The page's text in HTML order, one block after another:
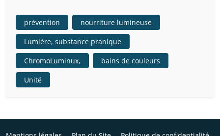
prévention nourriture lumineuse
Lumière, substance pranique
ChromoLuminux, bains de couleurs
Unité